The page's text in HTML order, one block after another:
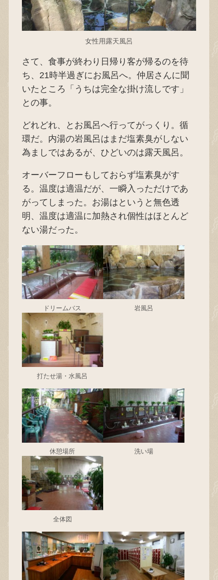
女性用露天風呂
さて、食事が終わり日帰り客が帰るのを待
ち、21時半過ぎにお風呂へ。仲居さんに聞
いたところ「うちは完全な掛け流しです」
との事。
どれどれ、とお風呂へ行ってがっくり。循
環だ。内湯の岩風呂はまだ塩素臭がしない
為ましではあるが、ひどいのは露天風呂。
オーバーフローもしておらず塩素臭がす
る。温度は適温だが、一瞬入っただけであ
がってしまった。お湯はというと無色透
明、温度は適温に加熱され個性はほとんど
ない湯だった。
ドリームバス 岩風呂
打たせ湯・水風呂
休憩場所 洗い場
全体図